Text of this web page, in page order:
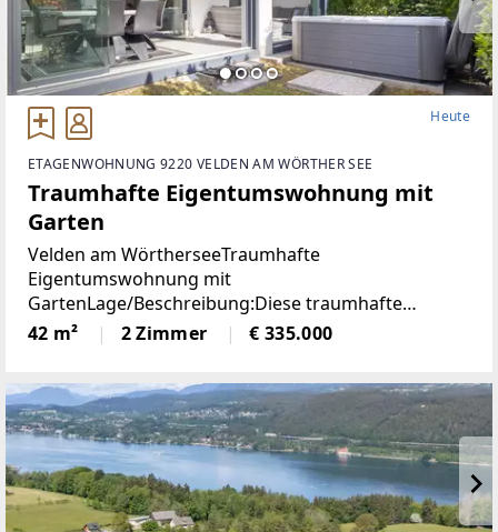
Heute
ETAGENWOHNUNG 9220 VELDEN AM WÖRTHER SEE
Traumhafte Eigentumswohnung mit
Garten
Velden am WörtherseeTraumhafte
Eigentumswohnung mit
GartenLage/Beschreibung:Diese traumhafte
Gartenwohnung liegt nur 800 Meter vom Zentrum
Veldens entfernt und bietet eine perfekte
Dank der westlichen
42 m² 2 Zimmer € 335.000